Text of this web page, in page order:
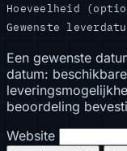
Hoeveelheid
Gewenste
Een gewenste
datum:
beoordeling
Website